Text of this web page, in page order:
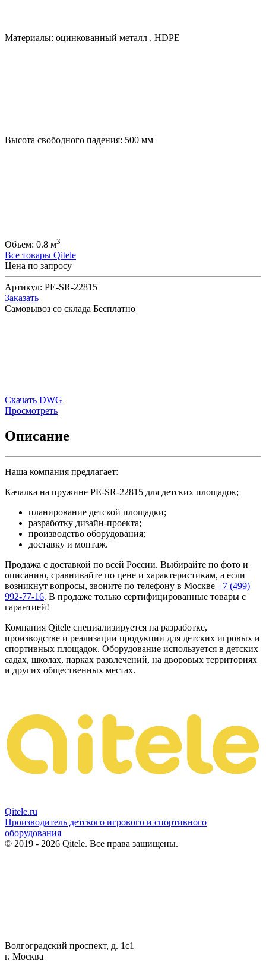
Материалы: оцинкованный металл , HDPE
Высота свободного падения: 500 мм
Объем: 0.8 м3
Все товары Qitele
Цена по запросу
Артикул: PE-SR-22815
Заказать
Самовывоз со склада Бесплатно
Скачать DWG
Просмотреть
Описание
Наша компания предлагает:
Качалка на пружине PE-SR-22815 для детских площадок;
планирование детской площадки;
разработку дизайн-проекта;
производство оборудования;
доставку и монтаж.
Продажа с доставкой по всей России. Выбирайте по фото и
описанию, сравнивайте по цене и характеристикам, а если
возникнут вопросы, звоните по телефону в Москве +7 (499)
992-77-16. В продаже только сертифицированные товары с
гарантией!
Компания Qitele специализируется на разработке,
производстве и реализации продукции для детских игровых и
спортивных площадок. Оборудование используется в детских
садах, школах, парках развлечений, на дворовых территориях
и других общественных местах.
Qitele.ru
Производитель детского игрового и спортивного
оборудования
© 2019 - 2026 Qitele. Все права защищены.
Волгоградский проспект, д. 1с1
г. Москва